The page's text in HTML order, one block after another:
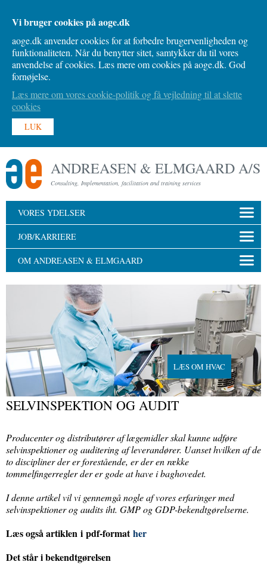
Vi bruger cookies på aoge.dk
aoge.dk anvender cookies for at forbedre brugervenligheden og
funktionaliteten. Når du benytter sitet, samtykker du til vores
anvendelse af cookies. Læs mere om cookies på aoge.dk. God
fornøjelse.
Læs mere om vores cookie-politik og få vejledning til at slette
cookies
LUK
ANDREASEN & ELMGAARD A/S
Consulting, Implementation, facilitation and training services
VORES YDELSER
JOB/KARRIERE
OM ANDREASEN & ELMGAARD
LÆS OM HVAC
SELVINSPEKTION OG AUDIT
Producenter og distributører af lægemidler skal kunne udføre
selvinspektioner og auditering af leverandører. Uanset hvilken af de
to discipliner der er forestående, er der en række
tommelfingerregler der er gode at have i baghovedet.
I denne artikel vil vi gennemgå nogle af vores erfaringer med
selvinspektioner og audits iht. GMP og GDP-bekendtgørelserne.
Læs også artiklen i pdf-formather
Det står i bekendtgørelsen